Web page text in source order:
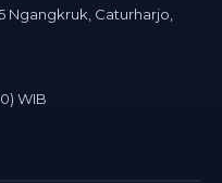
Ngangkruk, Caturharjo,
WIB